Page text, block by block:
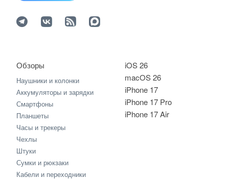
iOS 26
macOS 26
iPhone 17
iPhone 17 Pro
iPhone 17 Air
Обзоры
Наушники и колонки
Аккумуляторы и зарядки
Смартфоны
Планшеты
Часы и трекеры
Чехлы
Штуки
Сумки и рюкзаки
Кабели и переходники